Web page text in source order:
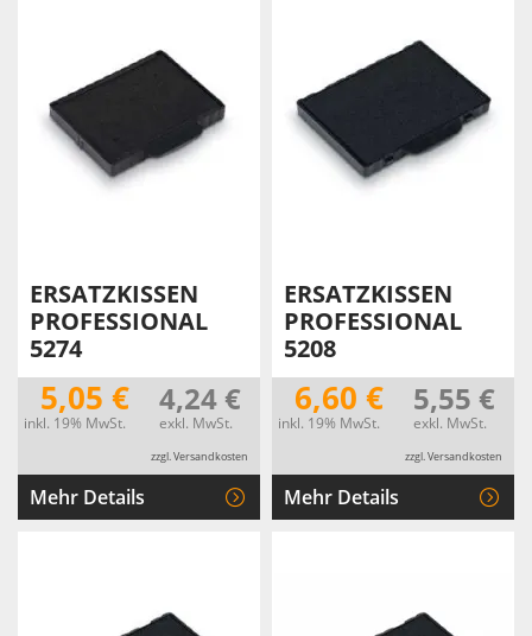
ERSATZKISSEN
PROFESSIONAL
5274
5,05 €
inkl. 19% MwSt.
4,24 €
exkl. MwSt.
zzgl. Versandkosten
Mehr Details
ERSATZKISSEN
PROFESSIONAL
5208
6,60 €
inkl. 19% MwSt.
5,55 €
exkl. MwSt.
zzgl. Versandkosten
Mehr Details